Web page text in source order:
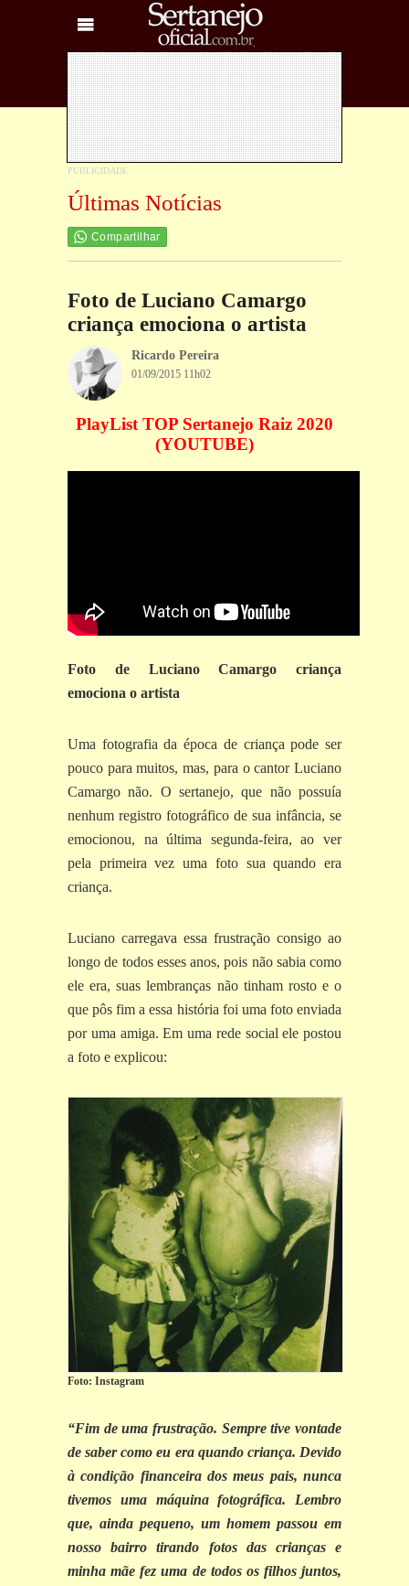
Últimas Notícias
Compartilhar
Foto de Luciano Camargo
criança emociona o artista
Ricardo Pereira
01/09/2015 11h02
PlayList TOP Sertanejo Raiz 2020
(YOUTUBE)
Foto de Luciano Camargo criança
emociona o artista
Uma fotografia da época de criança pode ser
pouco para muitos, mas, para o cantor Luciano
Camargo não. O sertanejo, que não possuía
nenhum registro fotográfico de sua infância, se
emocionou, na última segunda-feira, ao ver
pela primeira vez uma foto sua quando era
criança.
Luciano carregava essa frustração consigo ao
longo de todos esses anos, pois não sabia como
ele era, suas lembranças não tinham rosto e o
que pôs fim a essa história foi uma foto enviada
por uma amiga. Em uma rede social ele postou
a foto e explicou:
Foto: Instagram
“Fim de uma frustração. Sempre tive vontade
de saber como eu era quando criança. Devido
à condição financeira dos meus pais, nunca
tivemos uma máquina fotográfica. Lembro
que, ainda pequeno, um homem passou em
nosso bairro tirando fotos das crianças e
minha mãe fez uma de todos os filhos juntos,